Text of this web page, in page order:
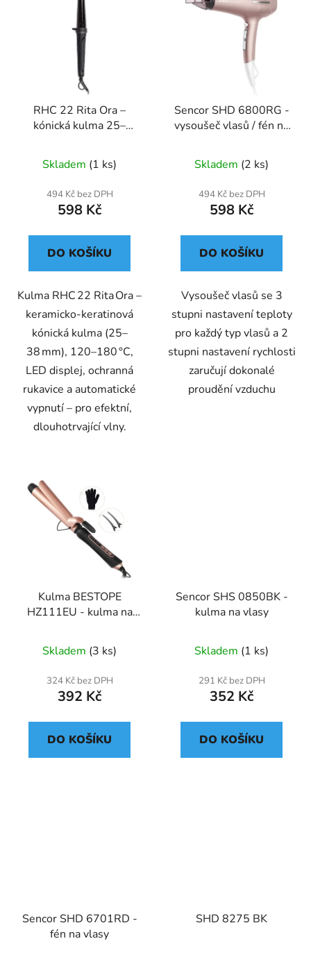
RHC 22 Rita Ora –
kónická kulma 25–
keratinovým povrchem
Skladem (1 ks)
494 Kč bez DPH
598 Kč
DO KOŠÍKU
Kulma RHC 22 Rita Ora –
keramicko‑keratinová
kónická kulma (25–
38 mm), 120–180 °C,
LED displej, ochranná
rukavice a automatické
vypnutí – pro efektní,
dlouhotrvající vlny.
Sencor SHD 6800RG -
vysoušeč vlasů / fén na
Skladem (2 ks)
494 Kč bez DPH
598 Kč
DO KOŠÍKU
Vysoušeč vlasů se 3
stupni nastavení teploty
pro každý typ vlasů a 2
stupni nastavení rychlosti
zaručují dokonalé
proudění vzduchu
Kulma BESTOPE
HZ111EU - kulma na
Skladem (3 ks)
324 Kč bez DPH
392 Kč
DO KOŠÍKU
Sencor SHS 0850BK -
kulma na vlasy
Skladem (1 ks)
291 Kč bez DPH
352 Kč
DO KOŠÍKU
Sencor SHD 6701RD -
fén na vlasy
SHD 8275 BK